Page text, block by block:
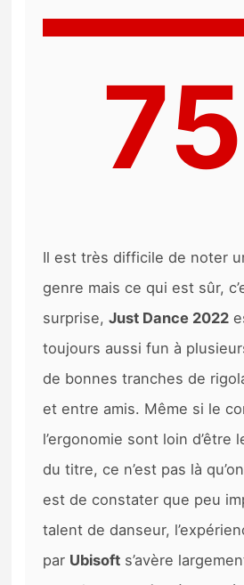
75
Il est très difficile de noter
genre mais ce qui est sûr,
surprise,Just Dance 2022
toujours aussi fun à
de bonnes tranches de
et entre amis. Même si le
l’ergonomie sont loin d’être
du titre, ce n’est pas là
est de constater que peu
talent de danseur,
par Ubisoft s’avère